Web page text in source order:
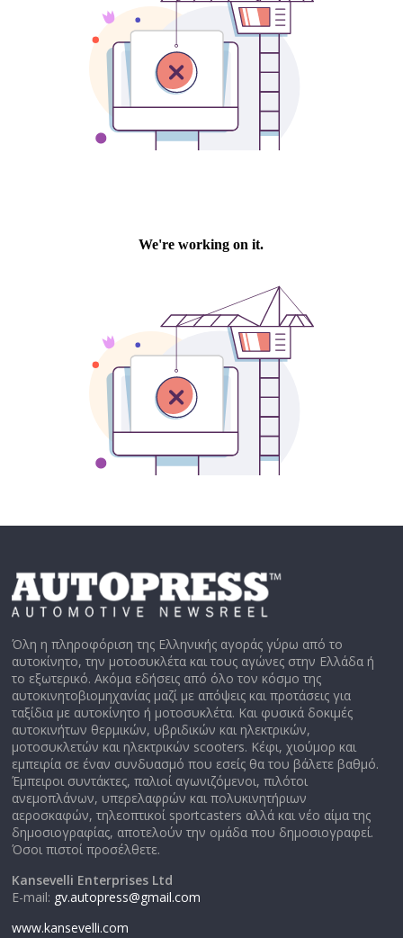
Όλη η πληροφόριση της Ελληνικής αγοράς γύρω από το
αυτοκίνητο, την μοτοσυκλέτα και τους αγώνες στην Ελλάδα ή
το εξωτερικό. Ακόμα εδήσεις από όλο τον κόσμο της
αυτοκινητοβιομηχανίας μαζί με απόψεις και προτάσεις για
ταξίδια με αυτοκίνητο ή μοτοσυκλέτα. Και φυσικά δοκιμές
αυτοκινήτων θερμικών, υβριδικών και ηλεκτρικών,
μοτοσυκλετών και ηλεκτρικών scooters. Κέφι, χιούμορ και
εμπειρία σε έναν συνδυασμό που εσείς θα του βάλετε βαθμό.
Έμπειροι συντάκτες, παλιοί αγωνιζόμενοι, πιλότοι
ανεμοπλάνων, υπερελαφρών και πολυκινητήριων
αεροσκαφών, τηλεοπτικοί sportcasters αλλά και νέο αίμα της
δημοσιογραφίας, αποτελούν την ομάδα που δημοσιογραφεί.
Όσοι πιστοί προσέλθετε.
Kansevelli Enterprises Ltd
E-mail: gv.autopress@gmail.com
www.kansevelli.com